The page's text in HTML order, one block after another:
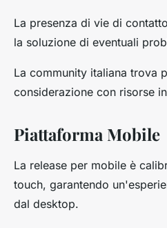
La presenza di vie di
la soluzione di eventuali
La community italiana trova
considerazione con risorse
Piattaforma Mobile
La release per mobile è
touch, garantendo
dal desktop.